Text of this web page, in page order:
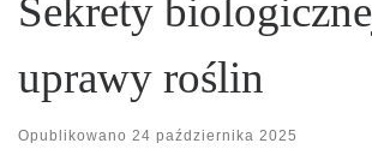
Sekrety
uprawy roślin
Opublikowano 24 października 2025